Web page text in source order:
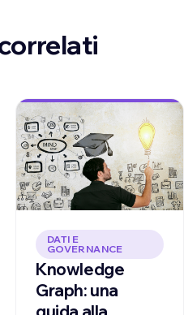
DATI E
GOVERNANCE
Knowledge
Graph: una